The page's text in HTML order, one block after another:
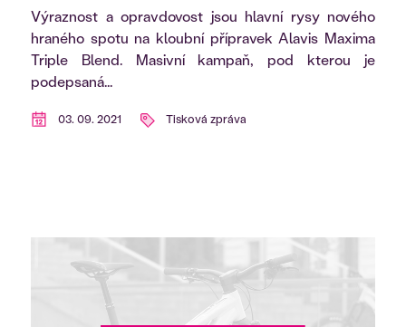
Výraznost a opravdovost jsou hlavní rysy nového
hraného spotu na kloubní přípravek Alavis Maxima
Triple Blend. Masivní kampaň, pod kterou je
podepsaná...
03. 09. 2021 Tisková zpráva